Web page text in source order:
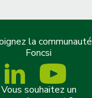
la communauté
Foncsi
Vous souhaitez un